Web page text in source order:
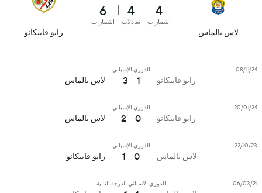
لاس بالماس
4
انتصارات
4
تعادلات
6
انتصارات
رايو فاييكانو
رايو فاييكانو
الدوري الإسباني
1 - 3 لاس بالماس
08/11/24
رايو فاييكانو
الدوري الإسباني
0 - 2 لاس بالماس
20/01/24
لاس بالماس
الدوري الإسباني
0 - 1 رايو فاييكانو
22/10/23
الدوري الاسباني الدرجة الثانية 06/03/21